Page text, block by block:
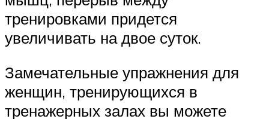
тренировками придется
увеличивать на двое суток.
Замечательные упражнения для
женщин, тренирующихся в
тренажерных залах вы можете